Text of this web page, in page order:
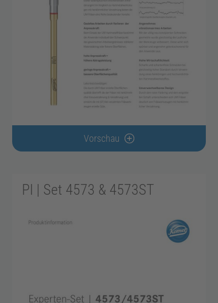
Vorschau
PI | Set 4573 & 4573ST